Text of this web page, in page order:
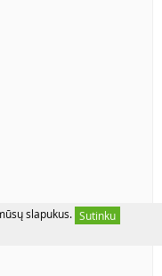
slapukus. Sutinku